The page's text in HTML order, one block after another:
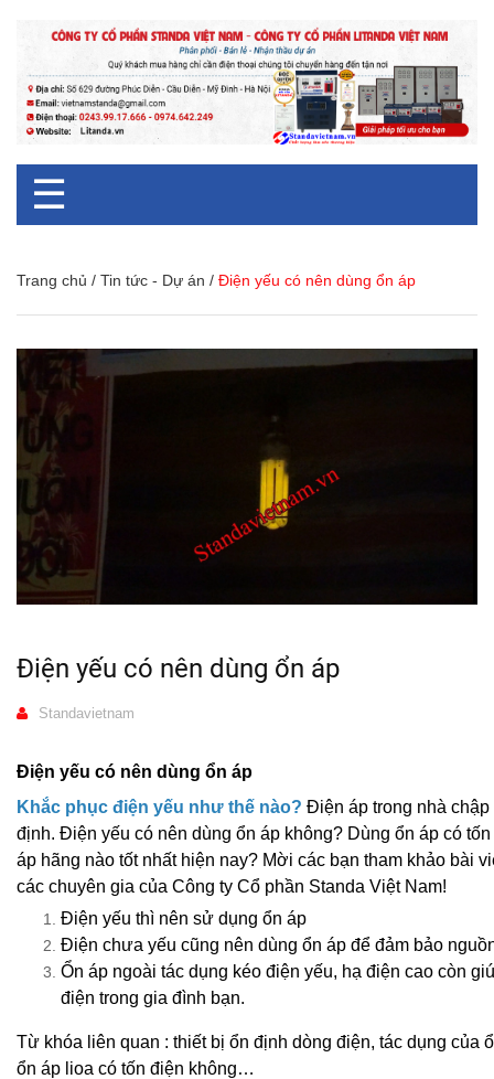
☰
Trang chủ / Tin tức - Dự án / Điện yếu có nên dùng ổn áp
Điện yếu có nên dùng ổn áp
Standavietnam
Điện yếu có nên dùng ổn áp
Khắc phục điện yếu như thế nào? Điện áp trong nhà
định. Điện yếu có nên dùng ổn áp không? Dùng ổn áp có
áp hãng nào tốt nhất hiện nay? Mời các bạn tham khảo bài
các chuyên gia của Công ty Cổ phần Standa Việt Nam!
Điện yếu thì nên sử dụng ổn áp
Điện chưa yếu cũng nên dùng ổn áp để đảm bảo
Ổn áp ngoài tác dụng kéo điện yếu, hạ điện cao còn
điện trong gia đình bạn.
Từ khóa liên quan : thiết bị ổn định dòng điện, tác dụng của
ổn áp lioa có tốn điện không…